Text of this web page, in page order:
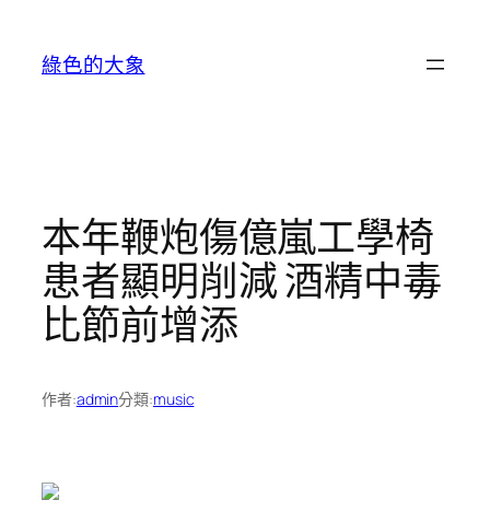
綠色的大象
本年鞭炮傷億嵐工學椅
患者顯明削減 酒精中毒
比節前增添
作者:admin分類:music